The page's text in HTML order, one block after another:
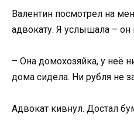
Валентин посмотрел на
адвокату. Я услышала –
– Она домохозяйка, у неё
дома сидела. Ни рубля не
Адвокат кивнул. Достал